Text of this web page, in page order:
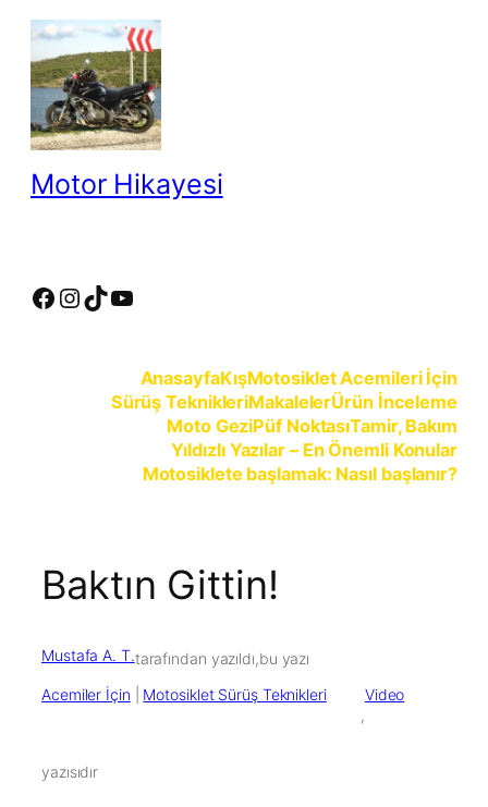
İçeriğe
Motor Hikayesi
Facebook InstagramTikTok YouTube
AnasayfaKışMotosiklet Acemileri İçin
Sürüş TeknikleriMakalelerÜrün İnceleme
Moto GeziPüf NoktasıTamir, Bakım
Yıldızlı Yazılar – En Önemli Konular
Motosiklete başlamak: Nasıl başlanır?
Baktın Gittin!
Mustafa A. T.tarafından yazıldı,bu yazı
Acemiler İçin
Motosiklet Sürüş Teknikleri
Video
yazısıdır